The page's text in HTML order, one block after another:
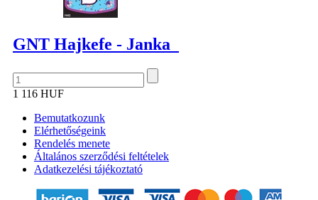
GNT Hajkefe - Janka
1 116 HUF
Bemutatkozunk
Elérhetőségeink
Rendelés menete
Általános szerződési feltételek
Adatkezelési tájékoztató